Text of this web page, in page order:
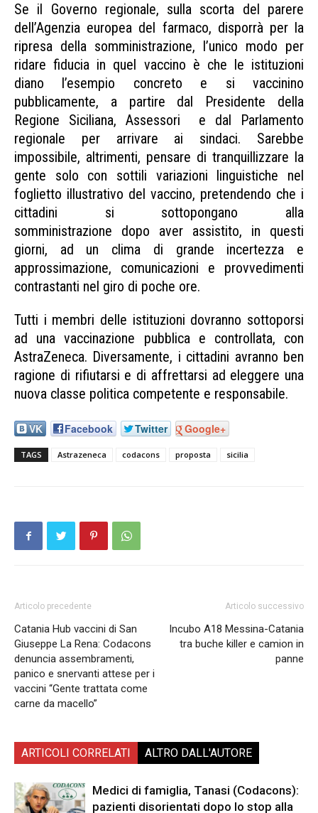
Se il Governo regionale, sulla scorta del parere
dell’Agenzia europea del farmaco, disporrà per la
ripresa della somministrazione, l’unico modo per
ridare fiducia in quel vaccino è che le istituzioni
diano l’esempio concreto e si vaccinino
pubblicamente, a partire dal Presidente della
Regione Siciliana, Assessori e dal Parlamento
regionale per arrivare ai sindaci. Sarebbe
impossibile, altrimenti, pensare di tranquillizzare la
gente solo con sottili variazioni linguistiche nel
foglietto illustrativo del vaccino, pretendendo che i
cittadini si sottopongano alla
somministrazione dopo aver assistito, in questi
giorni, ad un clima di grande incertezza e
approssimazione, comunicazioni e provvedimenti
contrastanti nel giro di poche ore.
Tutti i membri delle istituzioni dovranno sottoporsi
ad una vaccinazione pubblica e controllata, con
AstraZeneca. Diversamente, i cittadini avranno ben
ragione di rifiutarsi e di affrettarsi ad eleggere una
nuova classe politica competente e responsabile.
VK Facebook Twitter Google+
TAGS Astrazeneca codacons proposta sicilia
Articolo precedente
Catania Hub vaccini di San
Giuseppe La Rena: Codacons
denuncia assembramenti,
panico e snervanti attese per i
vaccini “Gente trattata come
carne da macello”
Articolo successivo
Incubo A18 Messina-Catania
tra buche killer e camion in
panne
ARTICOLI CORRELATI ALTRO DALL'AUTORE
Medici di famiglia, Tanasi (Codacons):
pazienti disorientati dopo lo stop alla